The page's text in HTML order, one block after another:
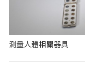
測量人體相關器具